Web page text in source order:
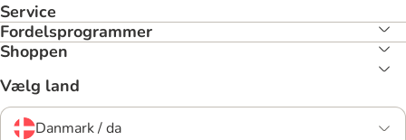
Service
Fordelsprogrammer
Shoppen
Vælg land
Danmark / da